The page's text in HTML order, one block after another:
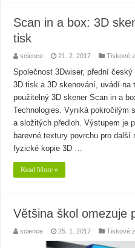
Scan in a box: 3D
tisk
science 21. 2. 2017 Tiskové
Společnost 3Dwiser, přední
3D tisk a 3D skenování, uvádí na
použitelný 3D skener Scan in a
Technologies. Vyniká pokročilým
a složitých předloh. Výstupem je
barevné textury povrchu pro
fyzické kopie 3D …
Read More »
Většina škol omezuje
science 25. 1. 2017 Tiskové